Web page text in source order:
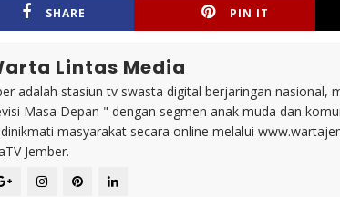
SHARE PIN IT
Lintas Media
adalah stasiun tv swasta digital berjaringan nasional,
Masa Depan " dengan segmen anak muda dan
masyarakat secara online melalui
Jember.